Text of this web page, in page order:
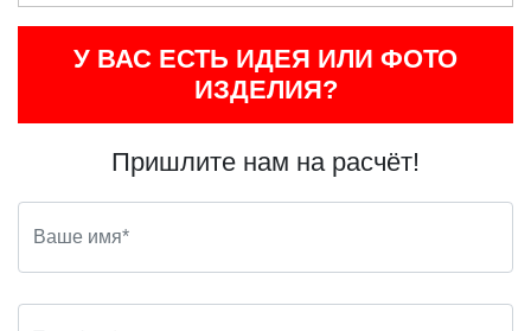
У ВАС ЕСТЬ ИДЕЯ ИЛИ ФОТО
ИЗДЕЛИЯ?
Пришлите нам на расчёт!